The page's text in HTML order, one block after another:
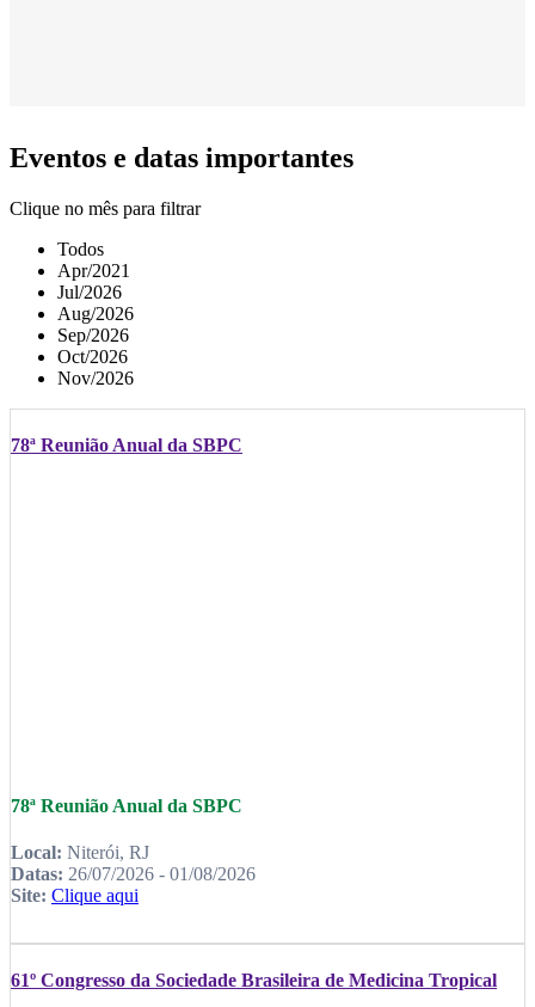
Eventos e datas importantes
Clique no mês para filtrar
Todos
Apr/2021
Jul/2026
Aug/2026
Sep/2026
Oct/2026
Nov/2026
78ª Reunião Anual da SBPC
78ª Reunião Anual da SBPC
Local: Niterói, RJ
Datas: 26/07/2026 - 01/08/2026
Site: Clique aqui
61º Congresso da Sociedade Brasileira de Medicina Tropical